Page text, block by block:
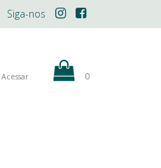
Siga-nos
Acessar 0